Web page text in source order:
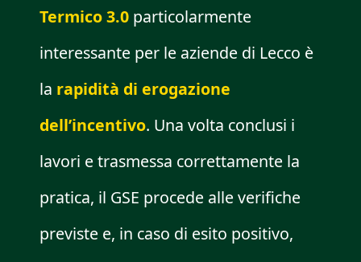
Termico 3.0particolarmente
interessante per le aziende di Lecco è
la rapidità di erogazione
dell’incentivo. Una volta conclusi i
lavori e trasmessa correttamente la
pratica, il GSE procede alle verifiche
previste e, in caso di esito positivo,